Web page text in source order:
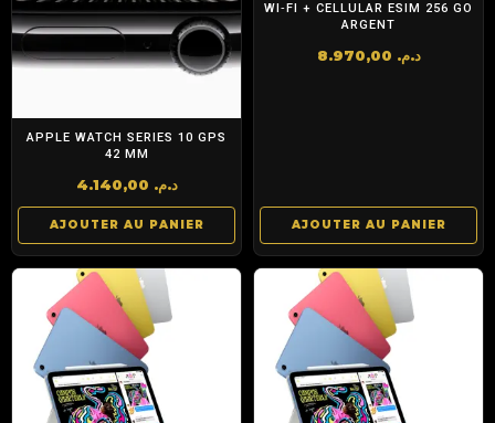
APPLE WATCH SERIES 10 GPS
42 MM
د.م.
AJOUTER AU PANIER
WI‑FI + CELLULAR ESIM 256 GO
ARGENT
د.م.
AJOUTER AU PANIER